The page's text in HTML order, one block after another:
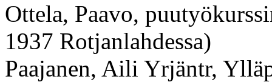
Ottela, Paavo,
1937 Rotjanlahdessa)
Paajanen, Aili Yrjäntr,